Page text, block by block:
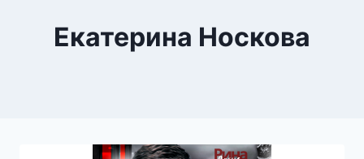
Екатерина Носкова